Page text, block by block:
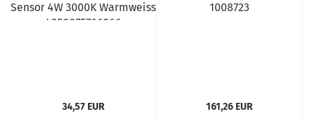
Sensor 4W 3000K Warmweiss
4058075766266
34,57 EUR
1008723
161,26 EUR